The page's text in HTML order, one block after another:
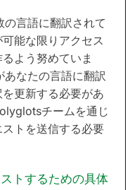
言語に翻訳されて
能な限りアクセス
よう努めていま
なたの言語に翻訳
更新する必要があ
チームを通じ
トを送信する必要
トするための具体